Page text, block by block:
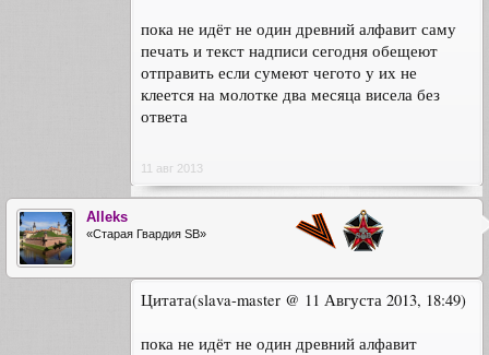
пока не идёт не один древний алфавит саму
печать и текст надписи сегодня обещеют
отправить если сумеют чегото у их не
клеется на молотке два месяца висела без
ответа
11 авг 2013
Alleks
«Старая Гвардия SB»
Цитата(slava-master @ 11 Августа 2013, 18:49)
пока не идёт не один древний алфавит